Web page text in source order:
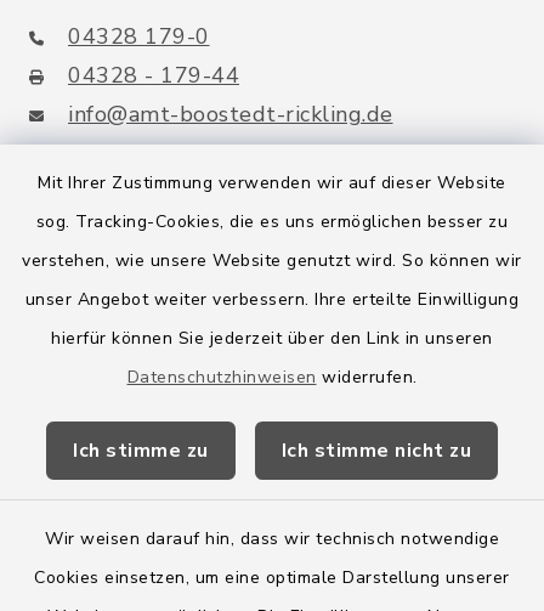
Mit Ihrer Zustimmung verwenden wir auf dieser Website
sog. Tracking-Cookies, die es uns ermöglichen besser zu
verstehen, wie unsere Website genutzt wird. So können wir
unser Angebot weiter verbessern. Ihre erteilte Einwilligung
hierfür können Sie jederzeit über den Link in unseren
Datenschutzhinweisen widerrufen.
Ich stimme zu Ich stimme nicht zu
Wir weisen darauf hin, dass wir technisch notwendige
Cookies einsetzen, um eine optimale Darstellung unserer
04328 179-0
04328 - 179-44
info@amt-boostedt-rickling.de
Quicklinks
Amt Boostedt-Rickling
Amtsbroschüre
Wege-Zweckverband